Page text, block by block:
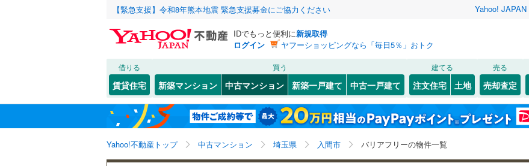
【緊急支援】令和8年熊本地震 緊急支援募金にご協力ください Yahoo! JAPAN
IDでもっと便利に新規取得
ログイン
ヤフーショッピングなら「毎日5％」おトク
借りる
賃貸住宅
買う
新築マンション 中古マンション 新築一戸建て 中古一戸建て
建てる
注文住宅 土地
売る
売却査定
Yahoo!不動産トップ 中古マンション 埼玉県 入間市 バリアフリーの物件一覧
北海道 北海道
東北 青森 岩手 宮城 秋田 山形
関東 東京 神奈川 埼玉 千葉
さいたま市 西区(0) 北区(10)
見沼区(2) 中央区(5)
浦和区
(5 南区(5)
豊岡(1) 東藤沢(1)
JR 東北本線(0) 川越線(0)
湘南新宿ライン（宇都宮～逗子）
(0)
湘南新宿ライン（前橋～小田原）
(0)
東北新幹線(0) 上越新幹線(0)
こだわり条件 リフォーム、リノベーション
リノベーション・リフォーム
（2）
築古・築30年以上（2）
共用設備
検索条件を保存しました
この検索条件の新着物件通知は、 マイページから設定できます。
埼玉県、入間市、バリアフリー住宅